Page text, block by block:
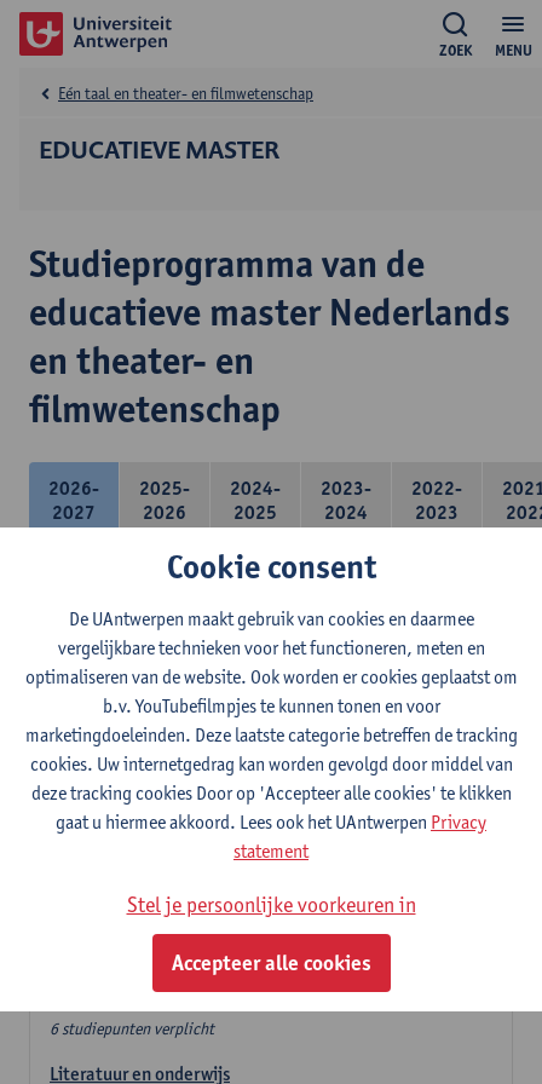
MENU
ZOEK
EDUCATIEVE MASTER
Eén taal en theater- en filmwetenschap
Studieprogramma van de
educatieve master Nederlands
en theater- en
filmwetenschap
2026-
2027
2025-
2026
2024-
2025
2023-
2024
2022-
2023
- Optie A : je kiest twee vakdidactieken
- Optie B: je kiest één vakdidactiek en een profilering
In de domeincomponent neem je 60 studiepunten op:
- 1 verplicht algemeen opleidingsonderdeel van 6 studiepunten,
- 24 of 30 studiepunten Nederlands en telkens minimum 6
studiepunten per deeldomein,
- 24 of 30 studiepunten theater- en filmwetenschap.
Verplicht algemeen opleidingsonderdeel
Deze 6 verplichte studiepunten tellen mee in de
domeincomponent van een van de gekozen talen.
Verplicht algemeen opleidingsonderdeel
6 studiepunten verplicht
Literatuur en onderwijs
Cookie consent
De UAntwerpen maakt gebruik van cookies en daarmee
vergelijkbare technieken voor het functioneren, meten en
optimaliseren van de website. Ook worden er cookies geplaatst om
b.v. YouTubefilmpjes te kunnen tonen en voor
marketingdoeleinden. Deze laatste categorie betreffen de tracking
cookies. Uw internetgedrag kan worden gevolgd door middel van
deze tracking cookies Door op 'Accepteer alle cookies' te klikken
gaat u hiermee akkoord. Lees ook het UAntwerpen Privacy
statement
Stel je persoonlijke voorkeuren in
Accepteer alle cookies